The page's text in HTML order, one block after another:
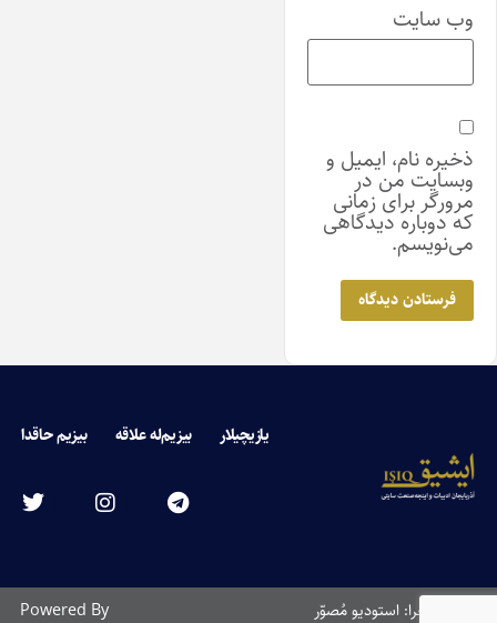
وب‌ سایت
ذخیره نام، ایمیل و
وبسایت من در
مرورگر برای زمانی
که دوباره دیدگاهی
می‌نویسم.
یازیچیلار بیزیم‌له علاقه بیزیم حاقدا
طراحی و اجرا: استودیو مُصوّر Powered By